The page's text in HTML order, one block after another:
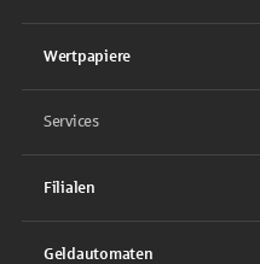
Wertpapiere
Services
Filialen
Geldautomaten